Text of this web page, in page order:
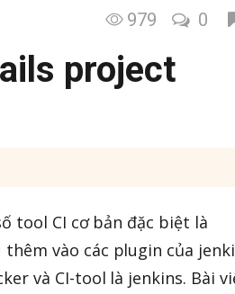
979 0
project
tool CI cơ bản đặc biệt là
vào các plugin của
và CI-tool là jenkins. Bài